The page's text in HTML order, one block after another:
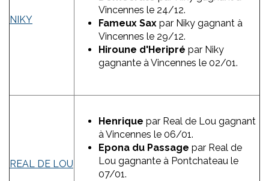
NIKY
Vincennes le 24/12.
Fameux Sax par Niky gagnant à
Vincennes le 29/12.
Hiroune d'Heripré par Niky
gagnante à Vincennes le 02/01.
REAL DE LOU
Henrique par Real de Lou gagnant
à Vincennes le 06/01.
Epona du Passage par Real de
Lou gagnante à Pontchateau le
07/01.